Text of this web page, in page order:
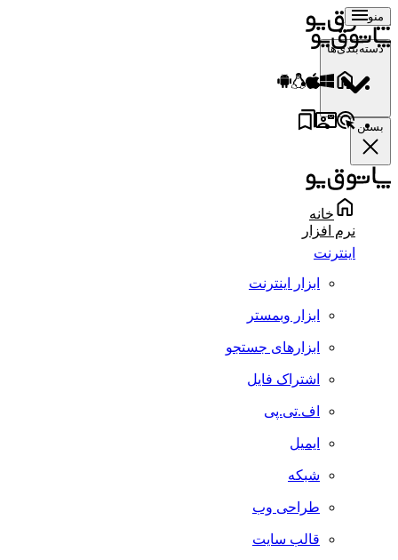
منو
دسته‌بندی‌ها
بستن
خانه
نرم افزار
اینترنت
ابزار اینترنت
ابزار وبمستر
ابزارهای جستجو
اشتراک فایل
اف.تی.پی
ایمیل
شبکه
طراحی وب
قالب سایت